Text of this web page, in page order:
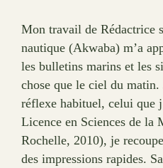
Mon travail de Rédactrice
nautique (Akwaba) m’a
les bulletins marins et les
chose que le ciel du matin.
réflexe habituel, celui que
Licence en Sciences de la
Rochelle, 2010), je
des impressions rapides.